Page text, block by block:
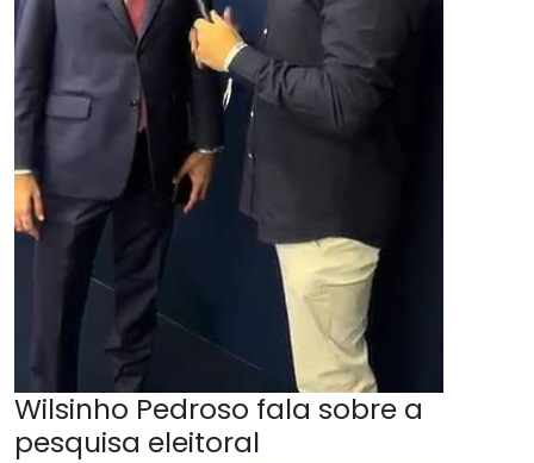
Wilsinho Pedroso fala sobre a
pesquisa eleitoral